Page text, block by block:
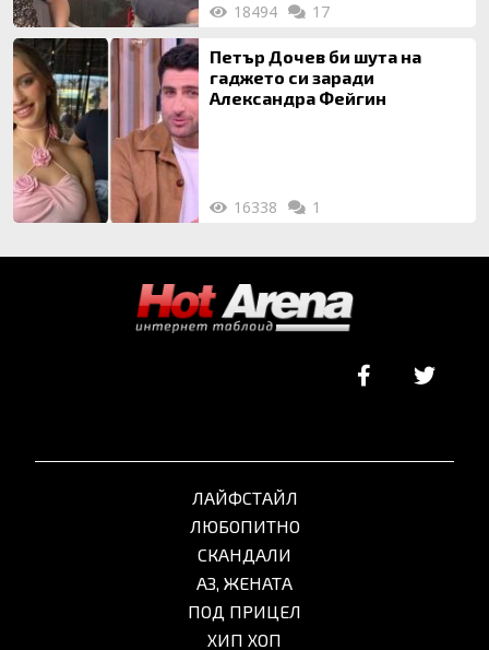
18494 17
Петър Дочев би шута на
гаджето си заради
Александра Фейгин
16338 1
ЛАЙФСТАЙЛ
ЛЮБОПИТНО
СКАНДАЛИ
АЗ, ЖЕНАТА
ПОД ПРИЦЕЛ
ХИП ХОП